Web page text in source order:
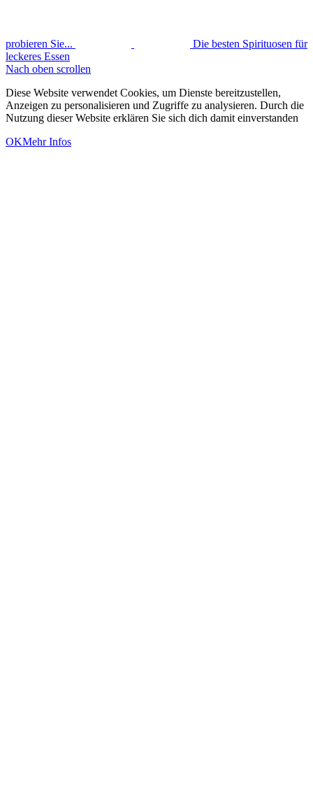
probieren Sie...
Die besten Spirituosen für
leckeres Essen
Nach oben scrollen
Diese Website verwendet Cookies, um Dienste bereitzustellen,
Anzeigen zu personalisieren und Zugriffe zu analysieren. Durch die
Nutzung dieser Website erklären Sie sich dich damit einverstanden
OKMehr Infos